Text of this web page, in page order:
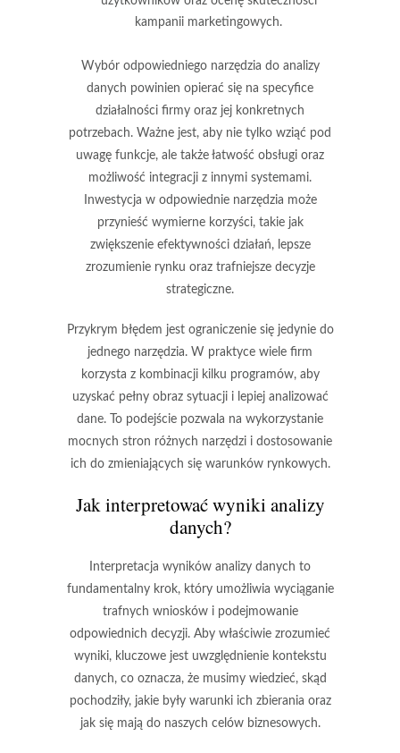
kampanii marketingowych.
Wybór odpowiedniego narzędzia do analizy
danych powinien opierać się na specyfice
działalności firmy oraz jej konkretnych
potrzebach. Ważne jest, aby nie tylko wziąć pod
uwagę funkcje, ale także łatwość obsługi oraz
możliwość integracji z innymi systemami.
Inwestycja w odpowiednie narzędzia może
przynieść wymierne korzyści, takie jak
zwiększenie efektywności działań, lepsze
zrozumienie rynku oraz trafniejsze decyzje
strategiczne.
Przykrym błędem jest ograniczenie się jedynie do
jednego narzędzia. W praktyce wiele firm
korzysta z kombinacji kilku programów, aby
uzyskać pełny obraz sytuacji i lepiej analizować
dane. To podejście pozwala na wykorzystanie
mocnych stron różnych narzędzi i dostosowanie
ich do zmieniających się warunków rynkowych.
Jak interpretować wyniki analizy
danych?
Interpretacja wyników analizy danych to
fundamentalny krok, który umożliwia wyciąganie
trafnych wniosków i podejmowanie
odpowiednich decyzji. Aby właściwie zrozumieć
wyniki, kluczowe jest uwzględnienie kontekstu
danych, co oznacza, że musimy wiedzieć, skąd
pochodziły, jakie były warunki ich zbierania oraz
jak się mają do naszych celów biznesowych.